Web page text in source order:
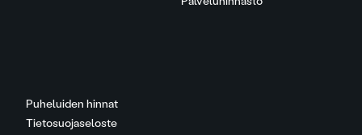
Puheluiden hinnat
Tietosuojaseloste